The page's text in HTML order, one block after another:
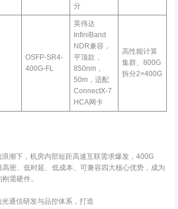
分
OSFP-SR4-
400G-FL
英伟达
InfiniBand
NDR兼容，
平顶款，
850nm，
50m，适配
ConnectX-7
HCA网卡
高性能计算
集群、800G
拆分2×400G
潮下，机房内部短距高速互联需求爆发，400G
密、低时延、低成本、可兼容四大核心优势，成为
需硬件。
通信研发与品控体系，打造